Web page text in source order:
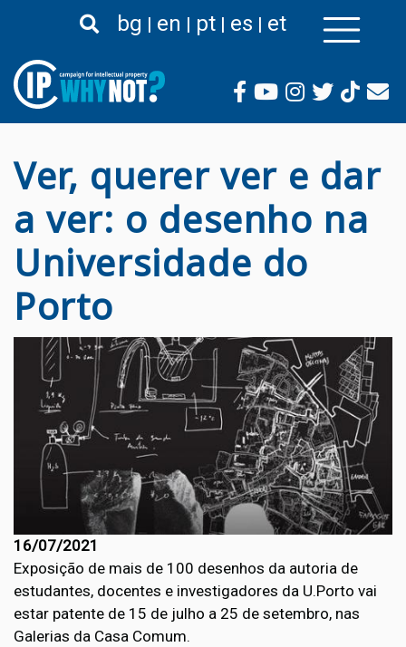
para
conteúdo
principal
bg en pt es et
Ver, querer ver e dar
a ver: o desenho na
Universidade do
Porto
16/07/2021
Exposição de mais de 100 desenhos da autoria de
estudantes, docentes e investigadores da U.Porto vai
estar patente de 15 de julho a 25 de setembro, nas
Galerias da Casa Comum.